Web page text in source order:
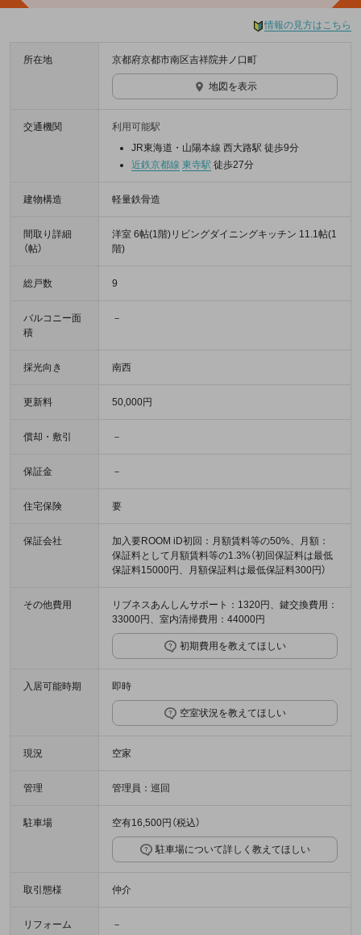
情報の見方はこちら
所在地 京都府京都市南区吉祥院井ノ口町
地図を表示
交通機関
利用可能駅
JR東海道・山陽本線 西大路駅 徒歩9分
近鉄京都線 東寺駅 徒歩27分
建物構造 軽量鉄骨造
間取り詳細
（帖）
洋室 6帖(1階)リビングダイニングキッチン 11.1帖(1
階)
総戸数 9
バルコニー面
積
－
採光向き 南西
更新料 50,000円
償却・敷引 －
保証金 －
住宅保険 要
保証会社
加入要ROOM iD初回：月額賃料等の50%、月額：
保証料として月額賃料等の1.3%（初回保証料は最低
保証料15000円、月額保証料は最低保証料300円）
その他費用
リブネスあんしんサポート：1320円、鍵交換費用：
33000円、室内清掃費用：44000円
初期費用を教えてほしい
入居可能時期 即時
空室状況を教えてほしい
現況 空家
管理 管理員：巡回
駐車場 空有16,500円（税込）
駐車場について詳しく教えてほしい
取引態様 仲介
リフォーム －